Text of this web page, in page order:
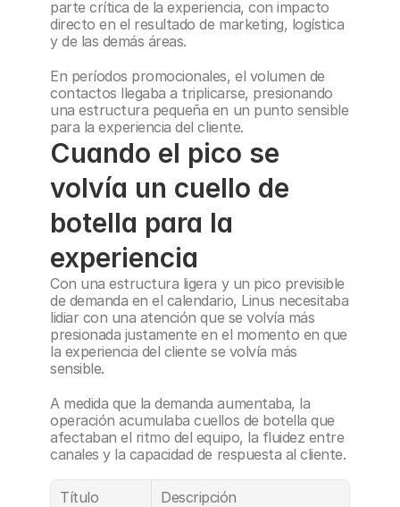
parte crítica de la experiencia, con impacto
directo en el resultado de marketing, logística
y de las demás áreas.
En períodos promocionales, el volumen de
contactos llegaba a triplicarse, presionando
una estructura pequeña en un punto sensible
para la experiencia del cliente.
Cuando el pico se
volvía un cuello de
botella para la
experiencia
Con una estructura ligera y un pico previsible
de demanda en el calendario, Linus necesitaba
lidiar con una atención que se volvía más
presionada justamente en el momento en que
la experiencia del cliente se volvía más
sensible.
A medida que la demanda aumentaba, la
operación acumulaba cuellos de botella que
afectaban el ritmo del equipo, la fluidez entre
canales y la capacidad de respuesta al cliente.
Título
Descripción